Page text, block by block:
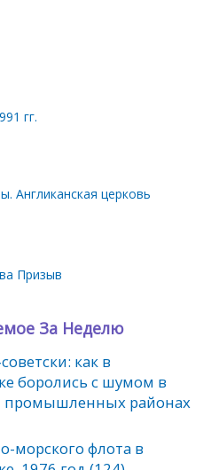
гг.
Англиканская церковь
Призыв
За Неделю
как в
боролись с шумом в
промышленных районах
морского флота в